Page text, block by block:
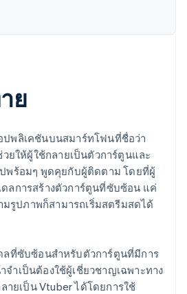
ย
ปพลิเคชันบนสมาร์ทโฟนที่ชื่อว่า
วยให้ผู้ใช้กลายเป็นตัวการ์ตูนและ
พร้อมๆ พูดคุยกับผู้ติดตาม โดยที่ผู้
ดลการสร้างตัวการ์ตูนที่ซับซ้อน แค่
มรูปภาพก็สามารถเริ่มสตรีมสดได้
ลที่ซับซ้อนสำหรับตัวการ์ตูนที่มีการ
จำเป็นต้องใช้ผู้เชี่ยวชาญเฉพาะทาง
ายเป็น Vtuber ได้โดยการใช้